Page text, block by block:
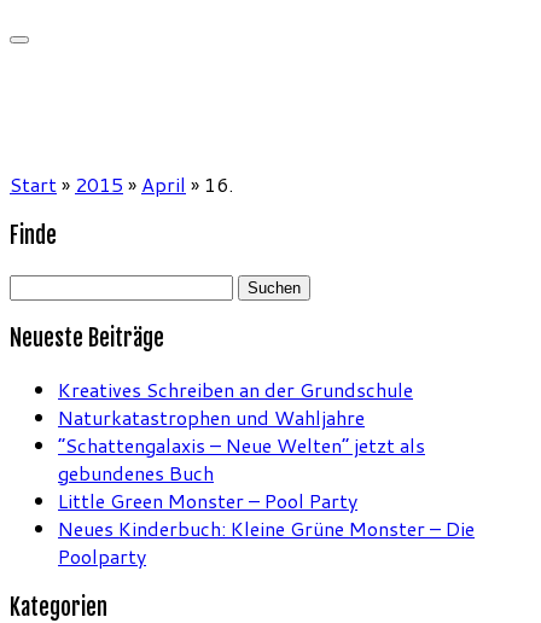
Start» 2015 » April » 16.
Finde
Suchen
Neueste Beiträge
Kreatives Schreiben an der Grundschule
Naturkatastrophen und Wahljahre
“Schattengalaxis – Neue Welten” jetzt als
gebundenes Buch
Little Green Monster – Pool Party
Neues Kinderbuch: Kleine Grüne Monster – Die
Poolparty
Kategorien